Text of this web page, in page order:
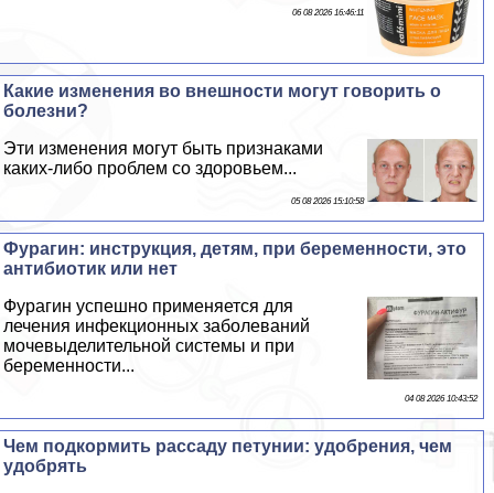
06 08 2026 16:46:11
Какие изменения во внешности могут говорить о
болезни?
Эти изменения могут быть признаками
каких-либо проблем со здоровьем...
05 08 2026 15:10:58
Фурагин: инструкция, детям, при беременности, это
антибиотик или нет
Фурагин успешно применяется для
лечения инфекционных заболеваний
мочевыделительной системы и при
беременности...
04 08 2026 10:43:52
Чем подкормить рассаду петунии: удобрения, чем
удобрять